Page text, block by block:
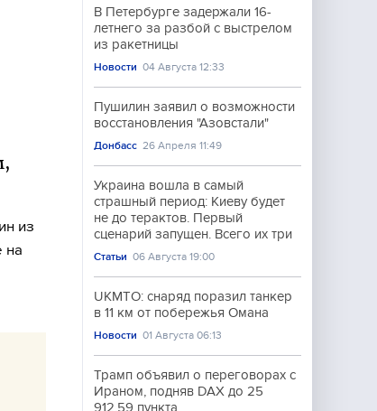
из
на
В Петербурге задержали 16-
летнего за разбой с выстрелом
из ракетницы
Новости 04 Августа 12:33
Пушилин заявил о возможности
восстановления "Азовстали"
Донбасс 26 Апреля 11:49
Украина вошла в самый
страшный период: Киеву будет
не до терактов. Первый
сценарий запущен. Всего их три
Статьи 06 Августа 19:00
UKMTO: снаряд поразил танкер
в 11 км от побережья Омана
Новости 01 Августа 06:13
Трамп объявил о переговорах с
Ираном, подняв DAX до 25
912,59 пункта